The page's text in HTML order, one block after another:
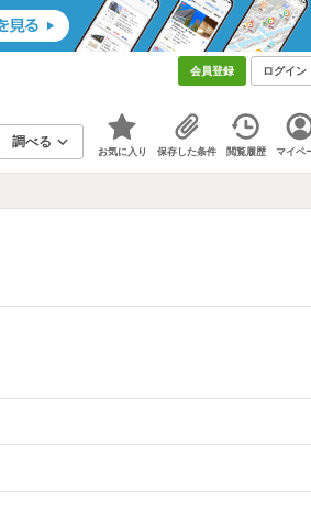
会員登録 ログイン
調べる
お気に入り 保存した条件 閲覧履歴 マイペ